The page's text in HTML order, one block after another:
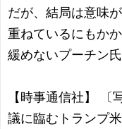
だが、結局は意味
重ねているにもか
緩めないプーチン
【時事通信社】 〔
議に臨むトランプ